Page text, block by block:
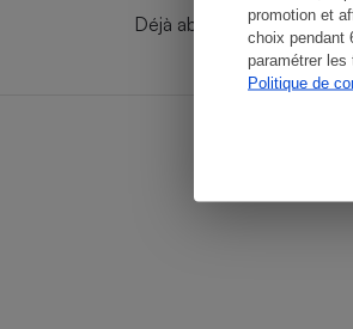
promotion et
choix pendant
paramétrer les
Politique de
Déjà abonné ?Se